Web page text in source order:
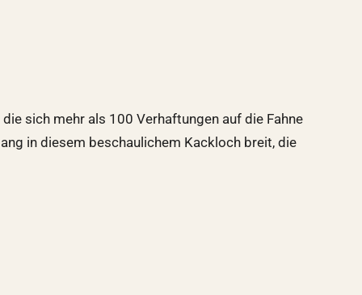
sich mehr als 100 Verhaftungen auf die Fahne
in diesem beschaulichem Kackloch breit, die